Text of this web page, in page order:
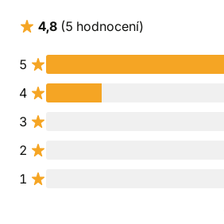
4,8 (5 hodnocení)
5
4
3
2
1